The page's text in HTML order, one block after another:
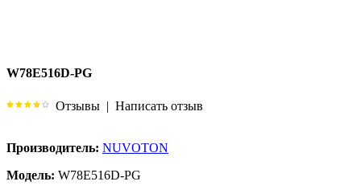
W78E516D-PG
Отзывы | Написать отзыв
Производитель: NUVOTON
Модель: W78E516D-PG